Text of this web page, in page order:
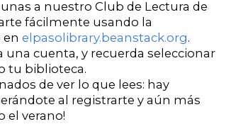
a nuestro Club de Lectura de
fácilmente usando la
enelpasolibrary.beanstack.org.
una cuenta, y recuerda seleccionar
tu biblioteca.
de ver lo que lees: hay
al registrarte y aún más
el verano!